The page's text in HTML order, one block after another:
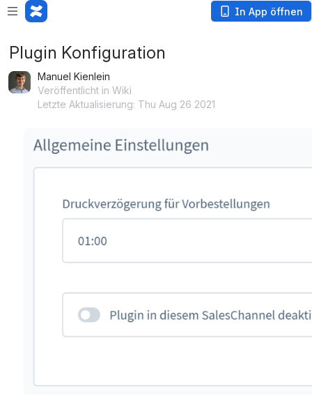
In App öffnen
Plugin Konfiguration
Manuel Kienlein
Veröffentlicht in Wiki
Letzte Aktualisierung: Thu Aug 26 2021
öffnen